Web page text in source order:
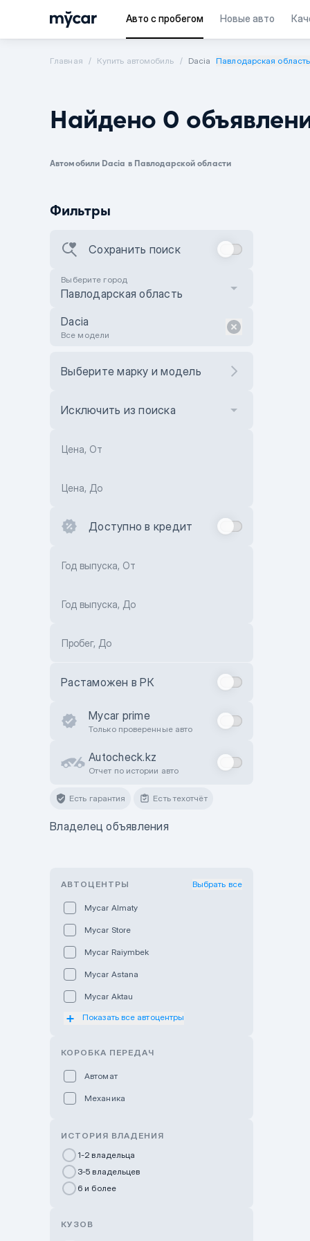
Авто с пробегом Новые авто
Главная Купить автомобиль Dacia Павлодарская область
Найдено 0
Автомобили Dacia в Павлодарской области
Фильтры
Сохранить поиск
Выберите город
Павлодарская область
Dacia
Все модели
Выберите марку и модель
Исключить из поиска
Цена, От
Цена, До
Доступно в кредит
Год выпуска, От
Год выпуска, До
Пробег, До
Растаможен в РК
Mycar prime
Только проверенные авто
Autocheck.kz
Отчет по истории авто
Есть гарантия Есть техотчёт
Владелец объявления
АВТОЦЕНТРЫ Выбрать все
Mycar Almaty
Mycar Store
Mycar Raiymbek
Mycar Astana
Mycar Aktau
Mycar Uralsk
GWM Nurly Zhol
Chery Astana
Показать все автоцентры
КОРОБКА ПЕРЕДАЧ
Автомат
Механика
ИСТОРИЯ ВЛАДЕНИЯ
1-2 владельца
3-5 владельцев
6 и более
КУЗОВ